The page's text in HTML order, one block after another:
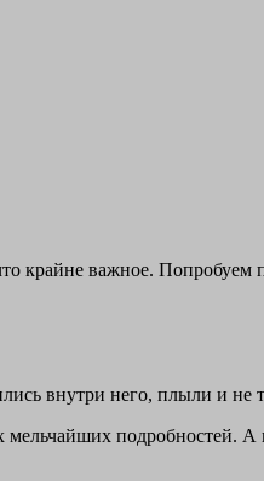
крайне важное. Попробуем
внутри него, плыли и не
подробностей. А